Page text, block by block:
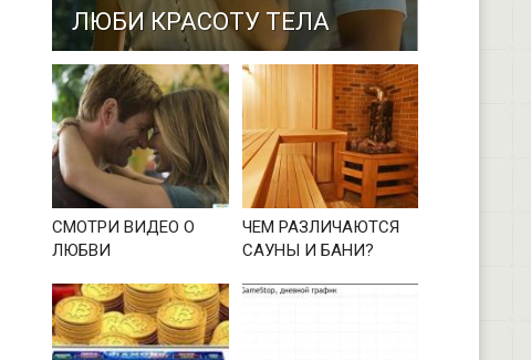
ЛЮБИ КРАСОТУ ТЕЛА
СМОТРИ ВИДЕО О
ЛЮБВИ
ЧЕМ РАЗЛИЧАЮТСЯ
САУНЫ И БАНИ?